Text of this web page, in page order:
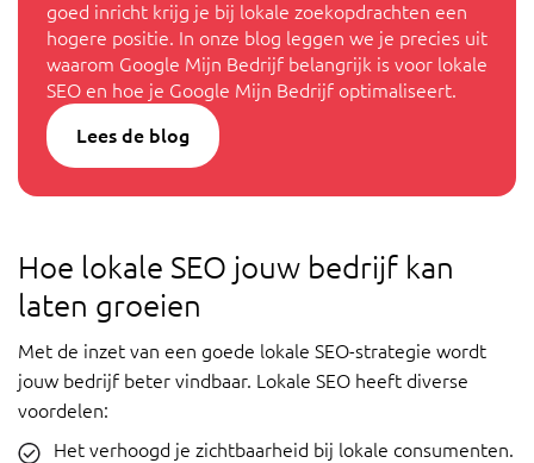
goed inricht krijg je bij lokale zoekopdrachten een
hogere positie. In onze blog leggen we je precies uit
waarom Google Mijn Bedrijf belangrijk is voor lokale
SEO en hoe je Google Mijn Bedrijf optimaliseert.
Lees de blog
Hoe lokale SEO jouw bedrijf kan
laten groeien
Met de inzet van een goede lokale SEO-strategie wordt
jouw bedrijf beter vindbaar. Lokale SEO heeft diverse
voordelen:
Het verhoogd je zichtbaarheid bij lokale consumenten.